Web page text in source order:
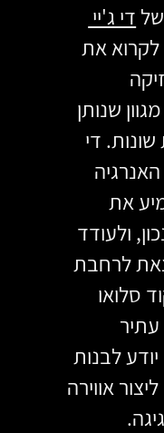
די ג'יי
לקרוא את
שנותן
די
האנרגיה
את
ולעודד
לרחבת
סלואו
עתיר
לבנות
אווירה